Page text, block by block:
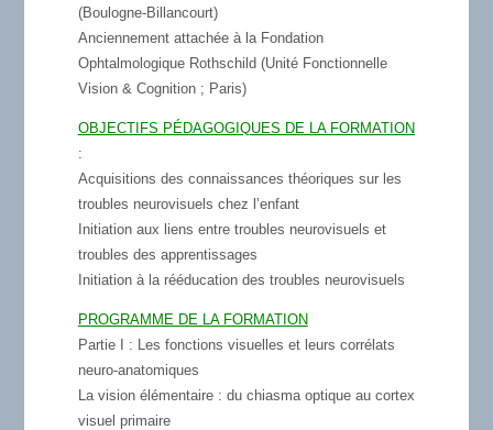
(Boulogne-Billancourt)
Anciennement attachée à la Fondation
Ophtalmologique Rothschild (Unité Fonctionnelle
Vision & Cognition ; Paris)
OBJECTIFS PÉDAGOGIQUES DE LA FORMATION
:
Acquisitions des connaissances théoriques sur les
troubles neurovisuels chez l’enfant
Initiation aux liens entre troubles neurovisuels et
troubles des apprentissages
Initiation à la rééducation des troubles neurovisuels
PROGRAMME DE LA FORMATION
Partie I
: Les fonctions visuelles et leurs corrélats
neuro-anatomiques
La vision élémentaire : du chiasma optique au cortex
visuel primaire